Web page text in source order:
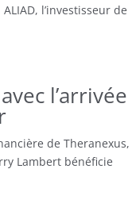
l’investisseur de
l’arrivée
de Theranexus,
Lambert bénéficie